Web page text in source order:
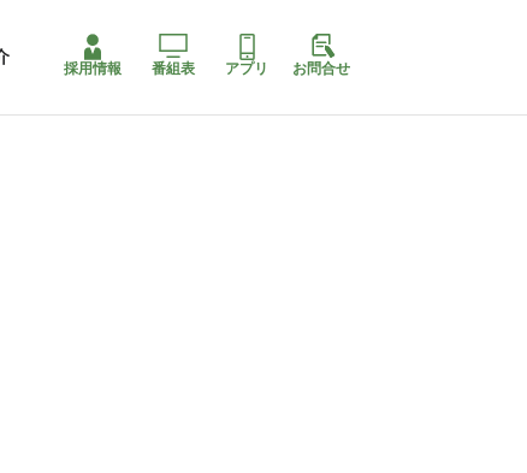
採用情報 番組表 アプリ お問合せ